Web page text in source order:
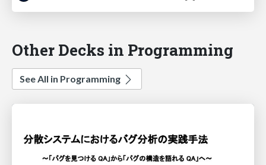
Other Decks in Programming
See All in Programming